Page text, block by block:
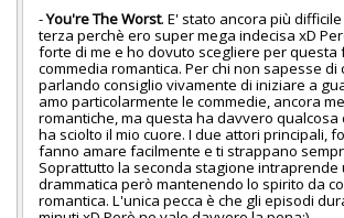
-You're The Worst. E' stato ancora più
terza perchè ero super mega indecisa xD
forte di me e ho dovuto scegliere per questa
commedia romantica. Per chi non sapesse di
parlando consiglio vivamente di iniziare a
amo particolarmente le commedie, ancora
romantiche, ma questa ha davvero qualcosa
ha sciolto il mio cuore. I due attori principali,
fanno amare facilmente e ti strappano
Soprattutto la seconda stagione intraprende
drammatica però mantenendo lo spirito da
romantica. L'unica pecca è che gli episodi